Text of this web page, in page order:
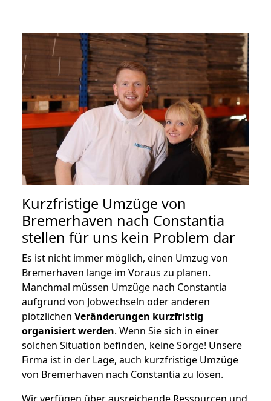
Kurzfristige Umzüge von
Bremerhaven nach Constantia
stellen für uns kein Problem dar
Es ist nicht immer möglich, einen Umzug von
Bremerhaven lange im Voraus zu planen.
Manchmal müssen Umzüge nach Constantia
aufgrund von Jobwechseln oder anderen
plötzlichen Veränderungen kurzfristig
organisiert werden. Wenn Sie sich in einer
solchen Situation befinden, keine Sorge! Unsere
Firma ist in der Lage, auch kurzfristige Umzüge
von Bremerhaven nach Constantia zu lösen.